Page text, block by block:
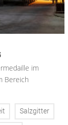
im
Bereich
Salzgitter